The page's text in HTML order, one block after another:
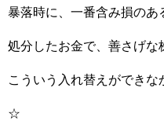
暴落時に、一番含み損のあ
処分したお金で、善さげな
こういう入れ替えができ
☆